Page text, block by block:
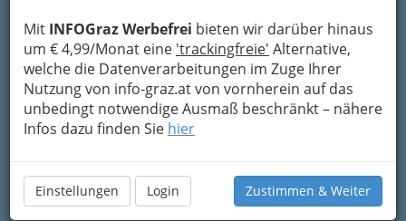
Mit INFOGraz Werbefrei bieten wir darüber hinaus
um € 4,99/Monat eine 'trackingfreie' Alternative,
welche die Datenverarbeitungen im Zuge Ihrer
Nutzung von info-graz.at von vornherein auf das
unbedingt notwendige Ausmaß beschränkt – nähere
Infos dazu finden Sie hier
Einstellungen Login Zustimmen & Weiter
Navigation
Damenoberbekleidung -
Damenmode